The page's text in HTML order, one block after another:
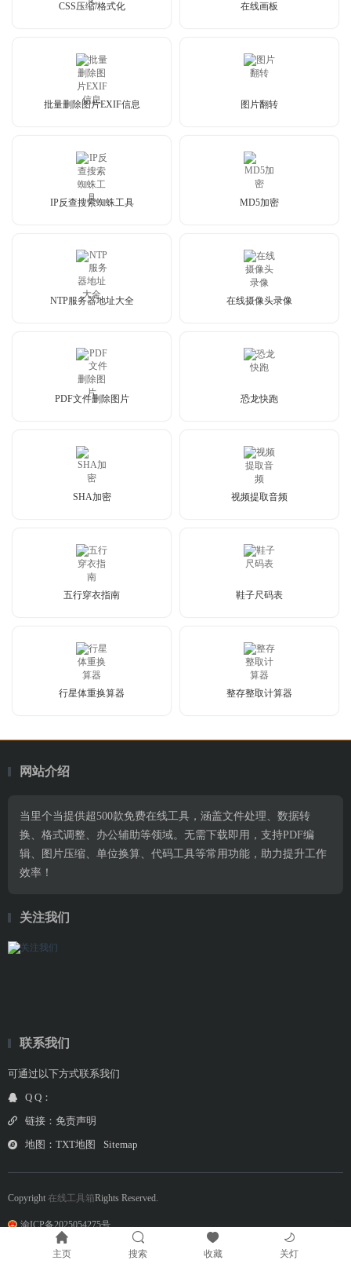
CSS压缩/格式化 在线画板
批量删除图片EXIF信息 图片翻转
IP反查搜索蜘蛛工具 MD5加密
NTP服务器地址大全 在线摄像头录像
PDF文件删除图片 恐龙快跑
SHA加密 视频提取音频
五行穿衣指南 鞋子尺码表
行星体重换算器 整存整取计算器
网站介绍
当里个当提供超500款免费在线工具，涵盖文件处理、数据转
换、格式调整、办公辅助等领域。无需下载即用，支持PDF编
辑、图片压缩、单位换算、代码工具等常用功能，助力提升工作
效率！
关注我们
联系我们
可通过以下方式联系我们
Q Q：
链接： 免责声明
地图： TXT地图 Sitemap
Copyright 在线工具箱Rights Reserved.
渝ICP备2025054275号
主页 搜索 收藏 关灯